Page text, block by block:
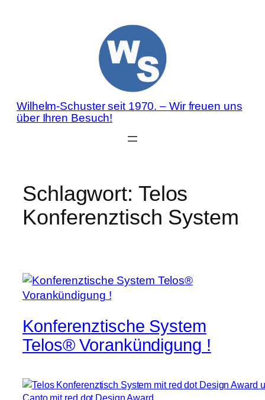
Wilhelm-Schuster seit 1970. – Wir freuen uns
über Ihren Besuch!
Schlagwort: Telos
Konferenztisch System
Konferenztische System
Telos® Vorankündigung !